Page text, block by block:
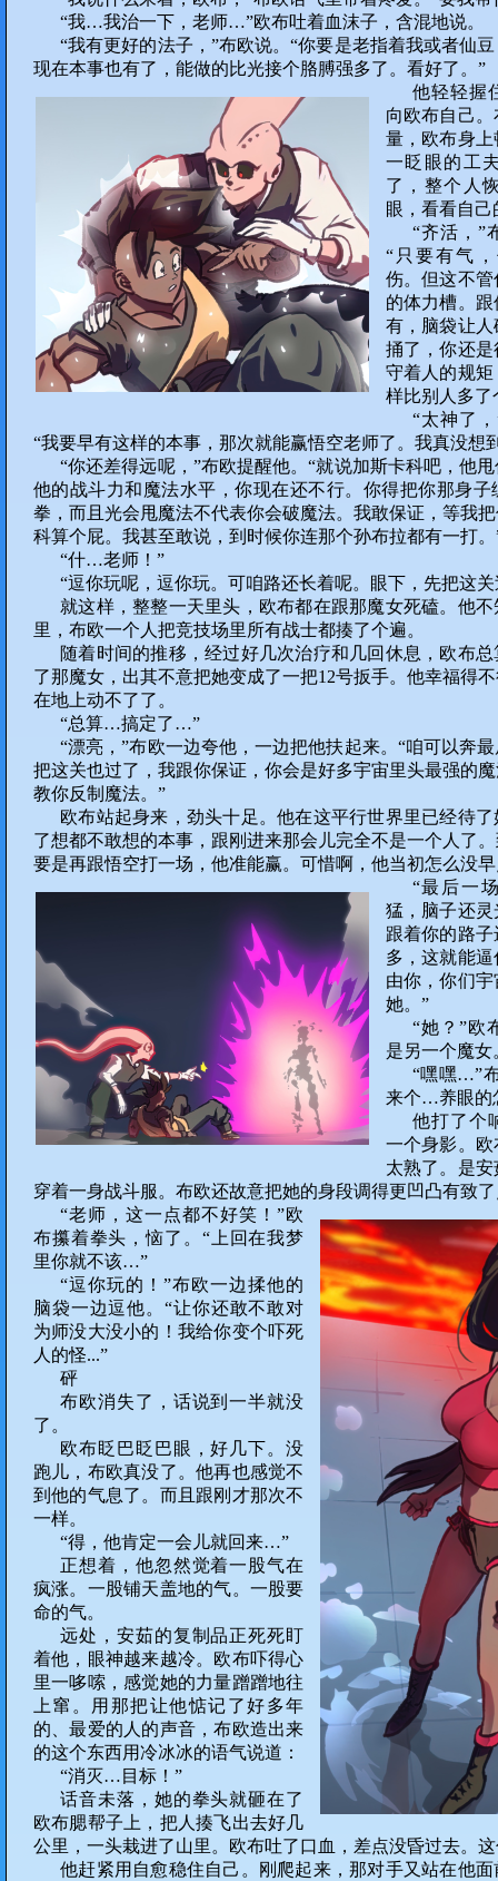
“我…我治一下，老师…”欧布吐着血沫子，含混地说。
“我有更好的法子，”布欧说。“你要是老指着我或者仙
现在本事也有了，能做的比光接个胳膊强多了。看好了。”
他轻轻握
向欧布自己
量，欧布身
一眨眼的工
了，整个人
眼，看看自
“齐活，”
“只要有气
伤。但这不
的体力槽。
有，脑袋让
捅了，你还
守着人的规
样比别人多了
“太神了
“我要早有这样的本事，那次就能赢悟空老师了。我真没想
“你还差得远呢，”布欧提醒他。“就说加斯卡科吧，他
他的战斗力和魔法水平，你现在还不行。你得把你那身子
拳，而且光会甩魔法不代表你会破魔法。我敢保证，等我
科算个屁。我甚至敢说，到时候你连那个孙布拉都有一打。
“什…老师！”
“逗你玩呢，逗你玩。可咱路还长着呢。眼下，先把这关
就这样，整整一天里头，欧布都在跟那魔女死磕。他
里，布欧一个人把竞技场里所有战士都揍了个遍。
随着时间的推移，经过好几次治疗和几回休息，欧布
了那魔女，出其不意把她变成了一把12号扳手。他幸福得
在地上动不了了。
“总算…搞定了…”
“漂亮，”布欧一边夸他，一边把他扶起来。“咱可以奔
把这关也过了，我跟你保证，你会是好多宇宙里头最强的
教你反制魔法。”
欧布站起身来，劲头十足。他在这平行世界里已经待
了想都不敢想的本事，跟刚进来那会儿完全不是一个人了
要是再跟悟空打一场，他准能赢。可惜啊，他当初怎么没
“最后一
猛，脑子还
跟着你的路
多，这就能
由你，你们
她。”
“她？”欧
是另一个魔女
“嘿嘿…”
来个…养眼的
他打了个
一个身影。
太熟了。是
穿着一身战斗服。布欧还故意把她的身段调得更凹凸有致
“老师，这一点都不好笑！”欧
布攥着拳头，恼了。“上回在我梦
里你就不该…”
“逗你玩的！”布欧一边揉他的
脑袋一边逗他。“让你还敢不敢对
为师没大没小的！我给你变个吓死
人的怪...”
砰
布欧消失了，话说到一半就没
了。
欧布眨巴眨巴眼，好几下。没
跑儿，布欧真没了。他再也感觉不
到他的气息了。而且跟刚才那次不
一样。
“得，他肯定一会儿就回来…”
正想着，他忽然觉着一股气在
疯涨。一股铺天盖地的气。一股要
命的气。
远处，安茹的复制品正死死盯
着他，眼神越来越冷。欧布吓得心
里一哆嗦，感觉她的力量蹭蹭地往
上窜。用那把让他惦记了好多年
的、最爱的人的声音，布欧造出来
的这个东西用冷冰冰的语气说道：
“消灭…目标！”
话音未落，她的拳头就砸在了
欧布腮帮子上，把人揍飞出去好几
公里，一头栽进了山里。欧布吐了口血，差点没昏过去。
他赶紧用自愈稳住自己。刚爬起来，那对手又站在他